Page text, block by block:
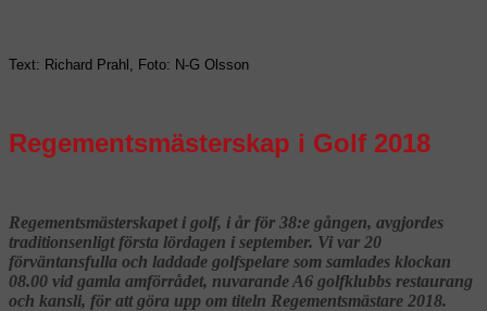
Text: Richard Prahl, Foto: N-G Olsson
Regementsmästerskap i Golf 2018
Regementsmästerskapet i golf, i år för 38:e gången, avgjordes
traditionsenligt första lördagen i september. Vi var 20
förväntansfulla och laddade golfspelare som samlades klockan
08.00 vid gamla amförrådet, nuvarande A6 golfklubbs restaurang
och kansli, för att göra upp om titeln Regementsmästare 2018.